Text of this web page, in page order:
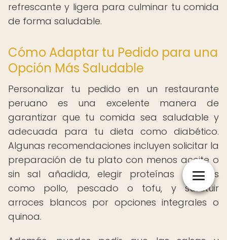
refrescante y ligera para culminar tu comida
de forma saludable.
Cómo Adaptar tu Pedido para una
Opción Más Saludable
Personalizar tu pedido en un restaurante
peruano es una excelente manera de
garantizar que tu comida sea saludable y
adecuada para tu dieta como diabético.
Algunas recomendaciones incluyen solicitar la
preparación de tu plato con menos aceite o
sin sal añadida, elegir proteínas magras
como pollo, pescado o tofu, y sustituir
arroces blancos por opciones integrales o
quinoa.